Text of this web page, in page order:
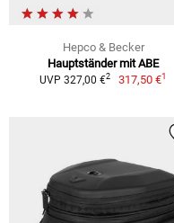
Hepco & Becker
Hauptständer mit ABE
UVP 327,00 €2 317,50 €1